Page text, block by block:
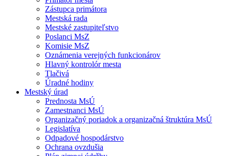
Zástupca primátora
Mestská rada
Mestské zastupiteľstvo
Poslanci MsZ
Komisie MsZ
Oznámenia verejných funkcionárov
Hlavný kontrolór mesta
Tlačivá
Úradné hodiny
Mestský úrad
Prednosta MsÚ
Zamestnanci MsÚ
Organizačný poriadok a organizačná štruktúra MsÚ
Legislatíva
Odpadové hospodárstvo
Ochrana ovzdušia